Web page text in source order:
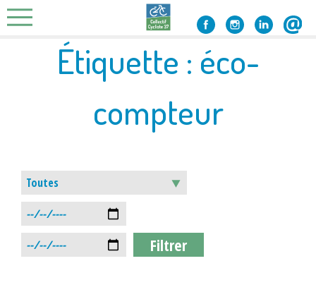
Skip
to
Étiquette : éco-
compteur